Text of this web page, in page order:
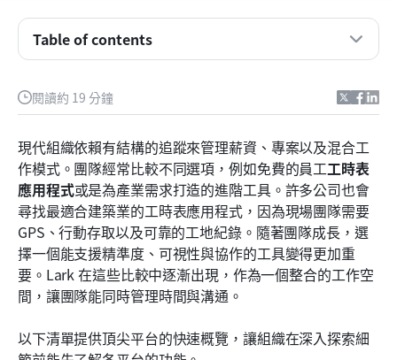
閱讀約 19 分鐘
現代組織依賴有結構的追蹤來管理薪資、專案以及混合工
作模式。團隊經常比較不同選項，例如免費的員工工時表
應用程式或是為產業需求打造的進階工具。許多公司也會
尋找最適合建築業的工時表應用程式，因為現場團隊需要
GPS、行動存取以及可靠的工地紀錄。隨著團隊成長，選
擇一個能支援精準度、可視性與協作的工具變得更加重
要。Lark 在這些比較中逐漸出現，作為一個整合的工作空
間，讓團隊能同時管理時間與溝通。
以下清單提供頂尖平台的快速概覽，讓組織在深入探索細
Table of contents
重點摘要：前五大工時表應用程式
概覽表：10 個最佳員工工時表應用程式
什麼是工時表應用程式？
每個現代工時表應用程式都應具備的基本功能
員工與團隊的15款最佳工時表應用程式
如何選擇適合您業務的工時表應用程式
為什麼團隊今天需要工時表應用程式
結論
常見問題